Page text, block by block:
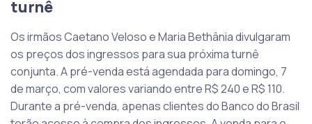
turnê
Os irmãos Caetano Veloso e Maria Bethânia divulgaram
os preços dos ingressos para sua próxima turnê
conjunta. A pré-venda está agendada para domingo, 7
de março, com valores variando entre R$ 240 e R$ 110.
Durante a pré-venda, apenas clientes do Banco do Brasil